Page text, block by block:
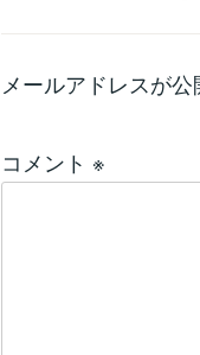
メールアドレスが公
コメント ※